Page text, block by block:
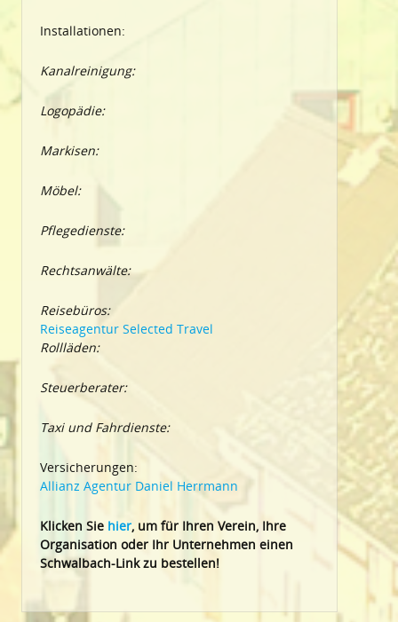
Installationen:
Kanalreinigung:
Logopädie:
Markisen:
Möbel:
Pflegedienste:
Rechtsanwälte:
Reisebüros:
Reiseagentur Selected Travel
Rollläden:
Steuerberater:
Taxi und Fahrdienste:
Versicherungen:
Allianz Agentur Daniel Herrmann
Klicken Sie hier, um für Ihren Verein, Ihre
Organisation oder Ihr Unternehmen einen
Schwalbach-Link zu bestellen!